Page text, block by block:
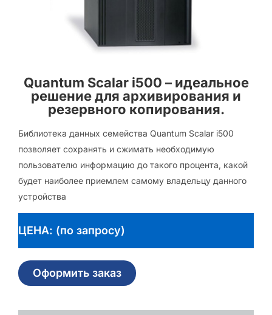
Quantum Scalar i500 – идеальное
решение для архивирования и
резервного копирования.
Библиотека данных семейства Quantum Scalar i500
позволяет сохранять и сжимать необходимую
пользователю информацию до такого процента, какой
будет наиболее приемлем самому владельцу данного
устройства
ЦЕНА: (по запросу)
Оформить заказ